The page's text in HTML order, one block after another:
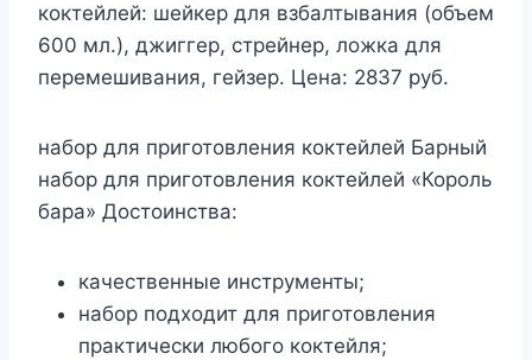
коктейлей: шейкер для взбалтывания (объем
600 мл.), джиггер, стрейнер, ложка для
перемешивания, гейзер. Цена: 2837 руб.
набор для приготовления коктейлей Барный
набор для приготовления коктейлей «Король
бара» Достоинства:
качественные инструменты;
набор подходит для приготовления
практически любого коктейля;